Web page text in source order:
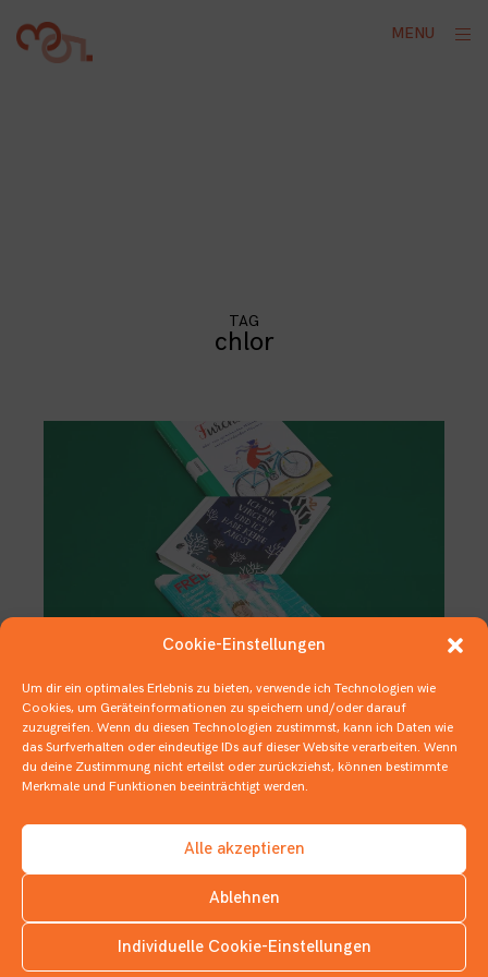
Cookie-Einstellungen
Um dir ein optimales Erlebnis zu bieten, verwende ich Technologien wie
Cookies, um Geräteinformationen zu speichern und/oder darauf
zuzugreifen. Wenn du diesen Technologien zustimmst, kann ich Daten wie
das Surfverhalten oder eindeutige IDs auf dieser Website verarbeiten. Wenn
du deine Zustimmung nicht erteilst oder zurückziehst, können bestimmte
Merkmale und Funktionen beeinträchtigt werden.
Alle akzeptieren
Ablehnen
Individuelle Cookie-Einstellungen
content
MENU
TAG
chlor
Deutscher Jugendliteraturpreis –
Nominierungen Kategorie
Kinderbuch
22. SEPTEMBER 2020